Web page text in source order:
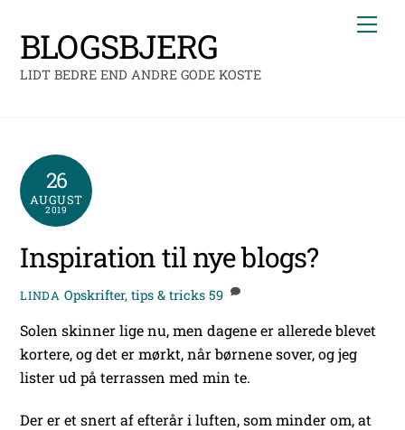
content
BLOGSBJERG
LIDT BEDRE END ANDRE GODE KOSTE
26
AUGUST
2019
Inspiration til nye blogs?
LINDA Opskrifter, tips & tricks 59
Solen skinner lige nu, men dagene er allerede blevet
kortere, og det er mørkt, når børnene sover, og jeg
lister ud på terrassen med min te.
Der er et snert af efterår i luften, som minder om, at